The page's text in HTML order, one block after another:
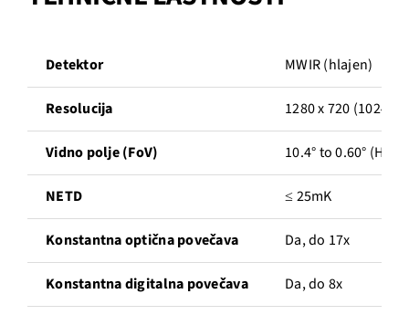
Detektor MWIR (hlajen)
Resolucija 1280 x 720 (1024
Vidno polje (FoV) 10.4° to 0.60° (H)
NETD ≤ 25mK
Konstantna optična povečava Da, do 17x
Konstantna digitalna povečava Da, do 8x